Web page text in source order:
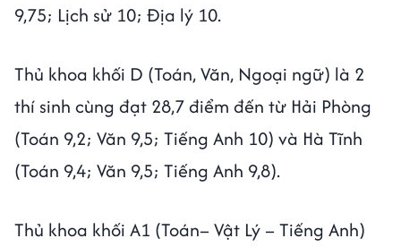
9,75; Lịch sử 10; Địa lý 10.
Thủ khoa khối D (Toán, Văn, Ngoại ngữ) là 2
thí sinh cùng đạt 28,7 điểm đến từ Hải Phòng
(Toán 9,2; Văn 9,5; Tiếng Anh 10) và Hà Tĩnh
(Toán 9,4; Văn 9,5; Tiếng Anh 9,8).
Thủ khoa khối A1 (Toán– Vật Lý – Tiếng Anh)